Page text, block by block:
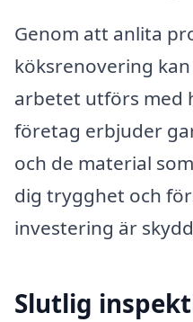
Genom att anlita
köksrenovering
arbetet utförs med
företag erbjuder
och de material
dig trygghet och
investering är
Slutlig